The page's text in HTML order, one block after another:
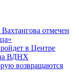
отмечен
в Центре
ВДНХ
возвращаются